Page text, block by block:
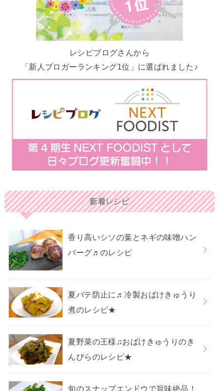
レシピブログさんから
「新人ブロガーランキング1位」に選ばれました♪
新着レシピ
香り高いシソの葉とネギの味噌ハン
バーグ♬のレシピ
夏バテ防止に♬冷製おばけきゅうり
煮のレシピ★
夏野菜の王様♫おばけきゅうりのき
んぴらのレシピ★
旬のスナップエンドウで旨味絶品！